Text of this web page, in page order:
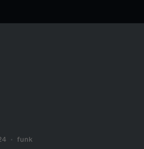
funk